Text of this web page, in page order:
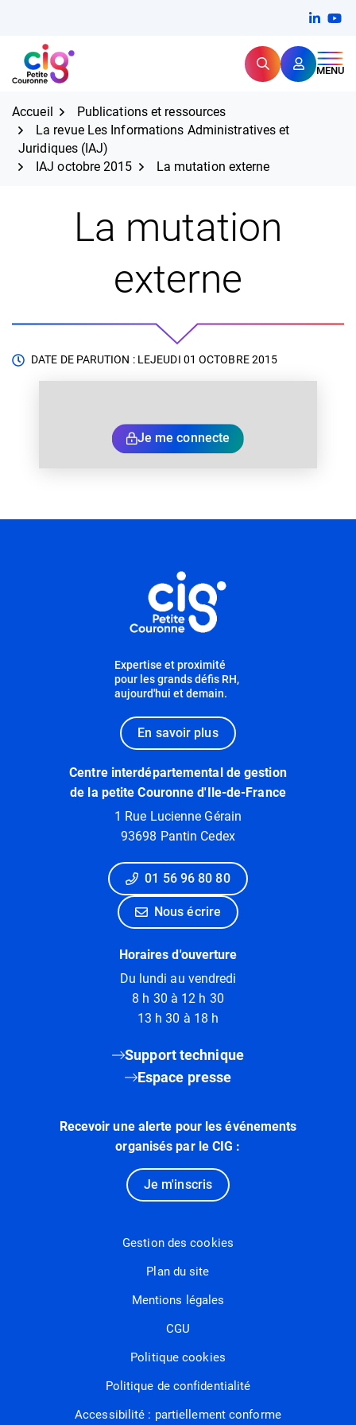
contenu
CIG Petite Couronne RechercherMENU
Expertise et proximité pour
Accueil
Publications et ressources
La revue Les Informations Administratives et
Juridiques (IAJ)
IAJ octobre 2015
La mutation externe
La mutation
externe
DATE DE PARUTION : LEJEUDI 01 OCTOBRE 2015
Je me connecte
Expertise et proximité
pour les grands défis RH,
aujourd'hui et demain.
En savoir plus
Centre interdépartemental de gestion
de la petite Couronne d'Ile-de-France
1 Rue Lucienne Gérain
93698 Pantin Cedex
01 56 96 80 80
Nous écrire
Horaires d'ouverture
Du lundi au vendredi
8 h 30 à 12 h 30
13 h 30 à 18 h
Support technique
Espace presse
Recevoir une alerte pour les événements
organisés par le CIG :
Je m'inscris
Gestion des cookies
Plan du site
Mentions légales
CGU
Politique cookies
Politique de confidentialité
Accessibilité : partiellement conforme